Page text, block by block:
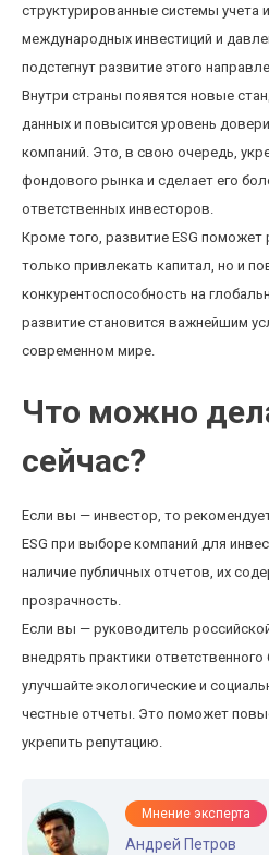
структурированные системы учета
международных инвестиций и
подстегнут развитие этого
Внутри страны появятся новые
данных и повысится уровень
компаний. Это, в свою очередь,
фондового рынка и сделает его
ответственных инвесторов.
Кроме того, развитие ESG
только привлекать капитал, но и
конкурентоспособность на
развитие становится важнейшим
современном мире.
Что можно
сейчас?
Если вы — инвестор, то
ESG при выборе компаний для
наличие публичных отчетов, их
прозрачность.
Если вы — руководитель
внедрять практики ответственного
улучшайте экологические и
честные отчеты. Это поможет
укрепить репутацию.
Мнение эксперта
Андрей Петров